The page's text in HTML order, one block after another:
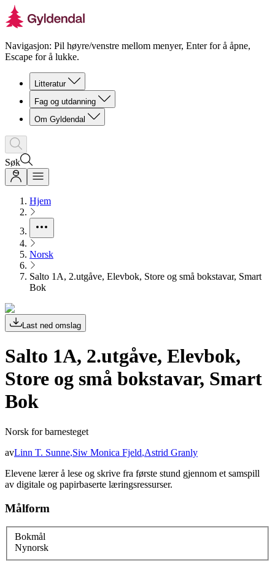
Navigasjon: Pil høyre/venstre mellom menyer, Enter for å åpne,
Escape for å lukke.
Litteratur
Fag og utdanning
Om Gyldendal
Søk
Hjem
Norsk
Salto 1A, 2.utgåve, Elevbok, Store og små bokstavar, Smart
Bok
Last ned omslag
Salto 1A, 2.utgåve, Elevbok,
Store og små bokstavar, Smart
Bok
Norsk for barnesteget
avLinn T. Sunne,Siw Monica Fjeld,Astrid Granly
Elevene lærer å lese og skrive fra første stund gjennom et samspill
av digitale og papirbaserte læringsressurser.
Målform
Bokmål
Nynorsk